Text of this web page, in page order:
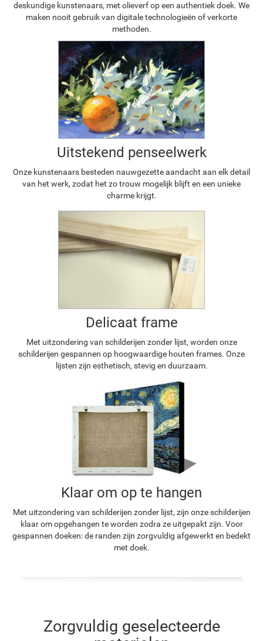
deskundige kunstenaars, met olieverf op een authentiek doek. We
maken nooit gebruik van digitale technologieën of verkorte
methoden.
Uitstekend penseelwerk
Onze kunstenaars besteden nauwgezette aandacht aan elk detail
van het werk, zodat het zo trouw mogelijk blijft en een unieke
charme krijgt.
Delicaat frame
Met uitzondering van schilderijen zonder lijst, worden onze
schilderijen gespannen op hoogwaardige houten frames. Onze
lijsten zijn esthetisch, stevig en duurzaam.
Klaar om op te hangen
Met uitzondering van schilderijen zonder lijst, zijn onze schilderijen
klaar om opgehangen te worden zodra ze uitgepakt zijn. Voor
gespannen doeken: de randen zijn zorgvuldig afgewerkt en bedekt
met doek.
Zorgvuldig geselecteerde